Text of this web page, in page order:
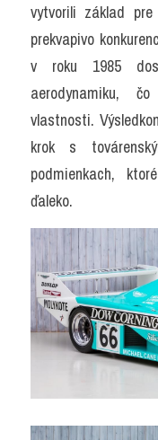
vytvorili základ
prekvapivo
v roku 1985
aerodynamiku,
vlastnosti.
krok s
podmienkach,
ďaleko.